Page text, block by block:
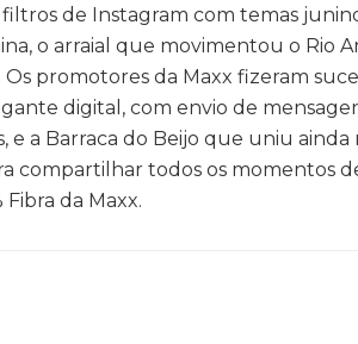
de Instagram com temas
o arraial que movimentou o Rio
promotores da Maxx fizeram
digital, com envio de
e a Barraca do Beijo que uniu ainda
compartilhar todos os momentos
da Maxx.